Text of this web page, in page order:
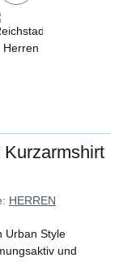
HERREN
Urban Style
und